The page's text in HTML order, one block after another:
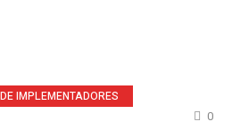
IMPLEMENTADORES
0